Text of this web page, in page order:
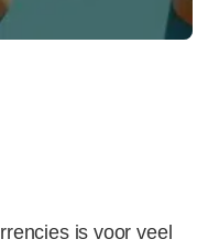
is voor veel